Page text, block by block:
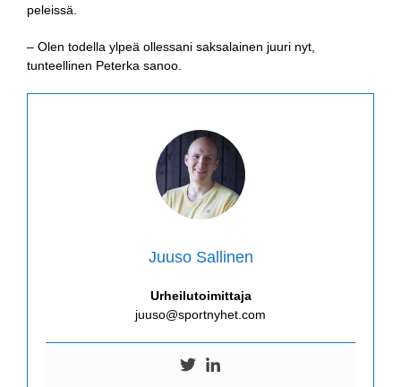
peleissä.
– Olen todella ylpeä ollessani saksalainen juuri nyt,
tunteellinen Peterka sanoo.
Juuso Sallinen
Urheilutoimittaja
juuso@sportnyhet.com